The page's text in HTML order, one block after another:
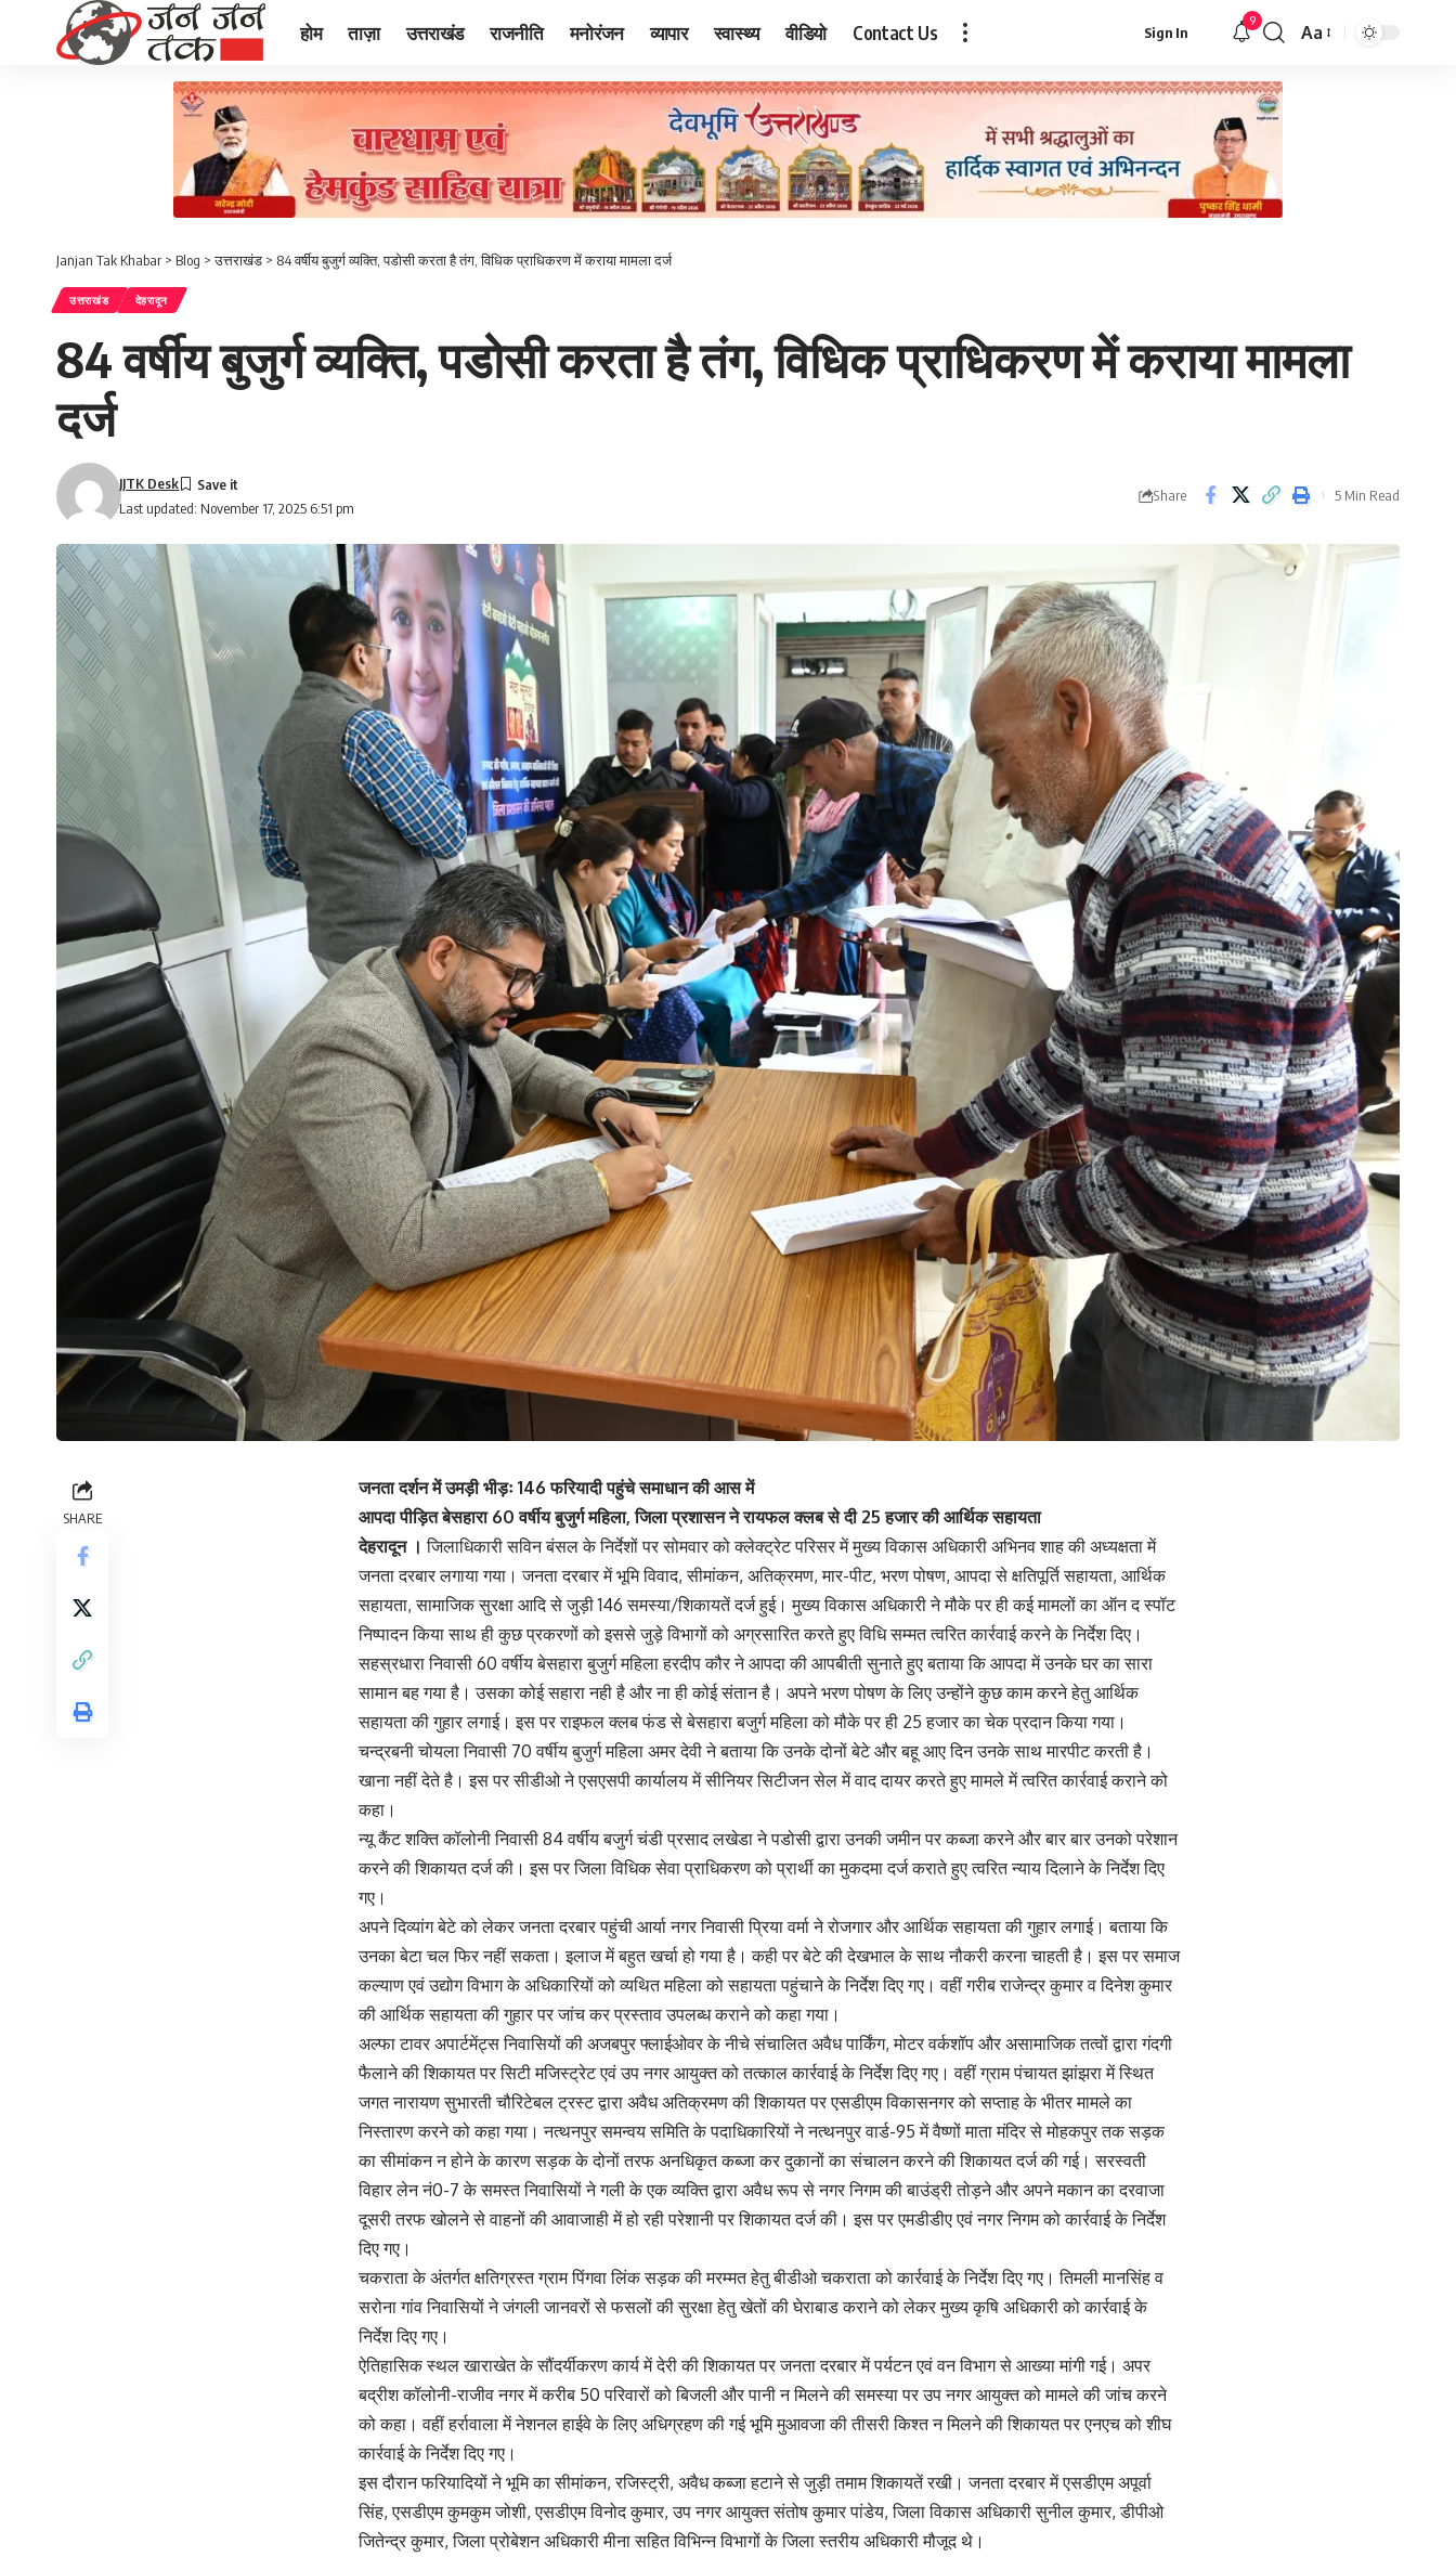
होम ताज़ा उत्तराखंड राजनीति मनोरंजन व्यापार स्वास्थ्य वीडियो Contact Us Sign In
9
Font
Aa
Janjan Tak Khabar > Blog >उत्तराखंड > 84 वर्षीय बुजुर्ग व्यक्ति, पडोसी करता है तंग, विधिक प्राधिकरण में कराया मामला दर्ज
उत्तराखंड देहरादून
84 वर्षीय बुजुर्ग व्यक्ति, पडोसी करता है तंग, विधिक प्राधिकरण में कराया मामला
दर्ज
Last updated: November 17, 2025 6:51 pm
JJTK Desk
Share 5 Min Read
SHARE
जनता दर्शन में उमड़ी भीड़ः 146 फरियादी पहुंचे समाधान की आस में
आपदा पीड़ित बेसहारा 60 वर्षीय बुजुर्ग महिला, जिला प्रशासन ने रायफल क्लब से दी 25 हजार की आर्थिक सहायता
देहरादून । जिलाधिकारी सविन बंसल के निर्देशों पर सोमवार को क्लेक्ट्रेट परिसर में मुख्य विकास अधिकारी अभिनव शाह की अध्यक्षता में
जनता दरबार लगाया गया। जनता दरबार में भूमि विवाद, सीमांकन, अतिक्रमण, मार-पीट, भरण पोषण, आपदा से क्षतिपूर्ति सहायता, आर्थिक
सहायता, सामाजिक सुरक्षा आदि से जुड़ी 146 समस्या/शिकायतें दर्ज हुई। मुख्य विकास अधिकारी ने मौके पर ही कई मामलों का ऑन द स्पॉट
निष्पादन किया साथ ही कुछ प्रकरणों को इससे जुड़े विभागों को अग्रसारित करते हुए विधि सम्मत त्वरित कार्रवाई करने के निर्देश दिए।
सहस्रधारा निवासी 60 वर्षीय बेसहारा बुजुर्ग महिला हरदीप कौर ने आपदा की आपबीती सुनाते हुए बताया कि आपदा में उनके घर का सारा
सामान बह गया है। उसका कोई सहारा नही है और ना ही कोई संतान है। अपने भरण पोषण के लिए उन्होंने कुछ काम करने हेतु आर्थिक
सहायता की गुहार लगाई। इस पर राइफल क्लब फंड से बेसहारा बजुर्ग महिला को मौके पर ही 25 हजार का चेक प्रदान किया गया।
चन्द्रबनी चोयला निवासी 70 वर्षीय बुजुर्ग महिला अमर देवी ने बताया कि उनके दोनों बेटे और बहू आए दिन उनके साथ मारपीट करती है।
खाना नहीं देते है। इस पर सीडीओ ने एसएसपी कार्यालय में सीनियर सिटीजन सेल में वाद दायर करते हुए मामले में त्वरित कार्रवाई कराने को
कहा।
न्यू कैंट शक्ति कॉलोनी निवासी 84 वर्षीय बजुर्ग चंडी प्रसाद लखेडा ने पडोसी द्वारा उनकी जमीन पर कब्जा करने और बार बार उनको परेशान
करने की शिकायत दर्ज की। इस पर जिला विधिक सेवा प्राधिकरण को प्रार्थी का मुकदमा दर्ज कराते हुए त्वरित न्याय दिलाने के निर्देश दिए
गए।
अपने दिव्यांग बेटे को लेकर जनता दरबार पहुंची आर्या नगर निवासी प्रिया वर्मा ने रोजगार और आर्थिक सहायता की गुहार लगाई। बताया कि
उनका बेटा चल फिर नहीं सकता। इलाज में बहुत खर्चा हो गया है। कही पर बेटे की देखभाल के साथ नौकरी करना चाहती है। इस पर समाज
कल्याण एवं उद्योग विभाग के अधिकारियों को व्यथित महिला को सहायता पहुंचाने के निर्देश दिए गए। वहीं गरीब राजेन्द्र कुमार व दिनेश कुमार
की आर्थिक सहायता की गुहार पर जांच कर प्रस्ताव उपलब्ध कराने को कहा गया।
अल्फा टावर अपार्टमेंट्स निवासियों की अजबपुर फ्लाईओवर के नीचे संचालित अवैध पार्किंग, मोटर वर्कशॉप और असामाजिक तत्वों द्वारा गंदगी
फैलाने की शिकायत पर सिटी मजिस्ट्रेट एवं उप नगर आयुक्त को तत्काल कार्रवाई के निर्देश दिए गए। वहीं ग्राम पंचायत झांझरा में स्थित
जगत नारायण सुभारती चौरिटेबल ट्रस्ट द्वारा अवैध अतिक्रमण की शिकायत पर एसडीएम विकासनगर को सप्ताह के भीतर मामले का
निस्तारण करने को कहा गया। नत्थनपुर समन्वय समिति के पदाधिकारियों ने नत्थनपुर वार्ड-95 में वैष्णों माता मंदिर से मोहकपुर तक सड़क
का सीमांकन न होने के कारण सड़क के दोनों तरफ अनधिकृत कब्जा कर दुकानों का संचालन करने की शिकायत दर्ज की गई। सरस्वती
विहार लेन नं0-7 के समस्त निवासियों ने गली के एक व्यक्ति द्वारा अवैध रूप से नगर निगम की बाउंड्री तोड़ने और अपने मकान का दरवाजा
दूसरी तरफ खोलने से वाहनों की आवाजाही में हो रही परेशानी पर शिकायत दर्ज की। इस पर एमडीडीए एवं नगर निगम को कार्रवाई के निर्देश
दिए गए।
चकराता के अंतर्गत क्षतिग्रस्त ग्राम पिंगवा लिंक सड़क की मरम्मत हेतु बीडीओ चकराता को कार्रवाई के निर्देश दिए गए। तिमली मानसिंह व
सरोना गांव निवासियों ने जंगली जानवरों से फसलों की सुरक्षा हेतु खेतों की घेराबाड कराने को लेकर मुख्य कृषि अधिकारी को कार्रवाई के
निर्देश दिए गए।
ऐतिहासिक स्थल खाराखेत के सौंदर्यीकरण कार्य में देरी की शिकायत पर जनता दरबार में पर्यटन एवं वन विभाग से आख्या मांगी गई। अपर
बद्रीश कॉलोनी-राजीव नगर में करीब 50 परिवारों को बिजली और पानी न मिलने की समस्या पर उप नगर आयुक्त को मामले की जांच करने
को कहा। वहीं हर्रावाला में नेशनल हाईवे के लिए अधिग्रहण की गई भूमि मुआवजा की तीसरी किश्त न मिलने की शिकायत पर एनएच को शीघ
कार्रवाई के निर्देश दिए गए।
इस दौरान फरियादियों ने भूमि का सीमांकन, रजिस्ट्री, अवैध कब्जा हटाने से जुड़ी तमाम शिकायतें रखी। जनता दरबार में एसडीएम अपूर्वा
सिंह, एसडीएम कुमकुम जोशी, एसडीएम विनोद कुमार, उप नगर आयुक्त संतोष कुमार पांडेय, जिला विकास अधिकारी सुनील कुमार, डीपीओ
जितेन्द्र कुमार, जिला प्रोबेशन अधिकारी मीना सहित विभिन्न विभागों के जिला स्तरीय अधिकारी मौजूद थे।